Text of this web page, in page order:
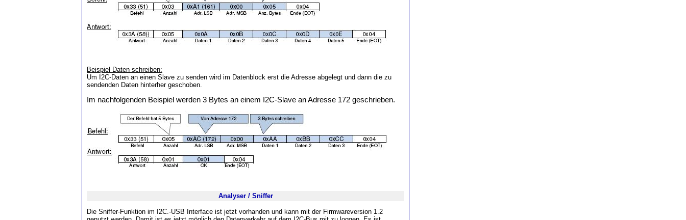
Beispiel Daten schreiben:
Um I2C-Daten an einen Slave zu senden wird im Datenblock erst die Adresse abgelegt und dann die zu
sendenden Daten hinterher geschoben.
Im nachfolgenden Beispiel werden 3 Bytes an einem I2C-Slave an Adresse 172 geschrieben.
Analyser / Sniffer
Die Sniffer-Funktion im I2C.-USB Interface ist jetzt vorhanden und kann mit der Firmwareversion 1.2